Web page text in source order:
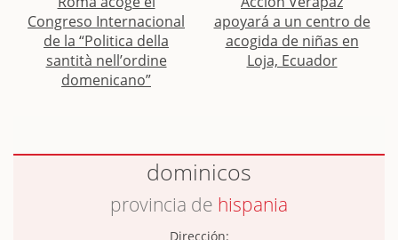
Congreso Internacional
de la “Politica della
santità nell’ordine
domenicano”
apoyará a un centro de
acogida de niñas en
Loja, Ecuador
dominicos
provincia de hispania
Dirección: